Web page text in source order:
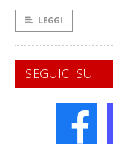
LEGGI
SEGUICI SU